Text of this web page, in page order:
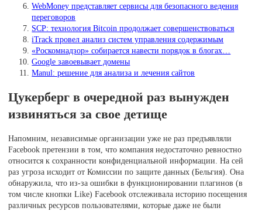
WebMoney представляет сервисы для безопасного ведения
переговоров
SCP: технология Bitcoin продолжает совершенствоваться
iTrack провел анализ систем управления содержимым
«Роскомнадзор» собирается навести порядок в блогах…
Google завоевывает домены
Manul: решение для анализа и лечения сайтов
Цукерберг в очередной раз вынужден
извиняться за свое детище
Напомним, независимые организации уже не раз предъявляли
Facebook претензии в том, что компания недостаточно ревностно
относится к сохранности конфиденциальной информации. На сей
раз угроза исходит от Комиссии по защите данных (Бельгия). Она
обнаружила, что из-за ошибки в функционировании плагинов (в
том числе кнопки Like) Facebook отслеживала историю посещения
различных ресурсов пользователями, которые даже не были